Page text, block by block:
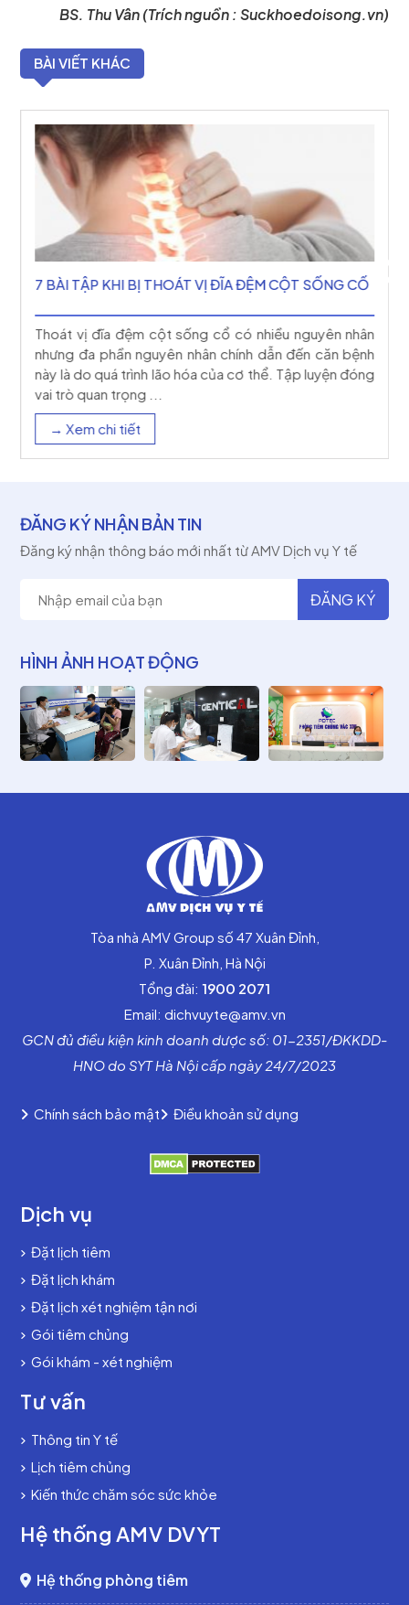
BS. Thu Vân (Trích nguồn : Suckhoedoisong.vn)
BÀI VIẾT KHÁC
7 BÀI TẬP KHI BỊ THOÁT VỊ ĐĨA ĐỆM CỘT SỐNG CỔ
Thoát vị đĩa đệm cột sống cổ có nhiều nguyên nhân
nhưng đa phần nguyên nhân chính dẫn đến căn bệnh
này là do quá trình lão hóa của cơ thể. Tập luyện đóng
vai trò quan trọng ...
→ Xem chi tiết
ĐĂNG KÝ NHẬN BẢN TIN
Đăng ký nhận thông báo mới nhất từ AMV Dịch vụ Y tế
HÌNH ẢNH HOẠT ĐỘNG
Tòa nhà AMV Group số 47 Xuân Đỉnh,
P. Xuân Đỉnh, Hà Nội
Tổng đài: 1900 2071
Email: dichvuyte@amv.vn
GCN đủ điều kiện kinh doanh dược số: 01-2351/ĐKKDD-
HNO do SYT Hà Nội cấp ngày 24/7/2023
Chính sách bảo mật Điều khoản sử dụng
Dịch vụ
Đặt lịch tiêm
Đặt lịch khám
Đặt lịch xét nghiệm tận nơi
Gói tiêm chủng
Gói khám - xét nghiệm
Tư vấn
Thông tin Y tế
Lịch tiêm chủng
Kiến thức chăm sóc sức khỏe
Hệ thống AMV DVYT
Hệ thống phòng tiêm